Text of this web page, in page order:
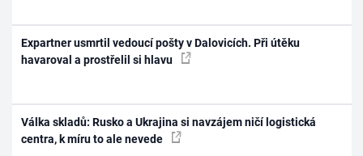
Expartner usmrtil vedoucí pošty v Dalovicích. Při útěku
havaroval a prostřelil si hlavu
Válka skladů: Rusko a Ukrajina si navzájem ničí logistická
centra, k míru to ale nevede